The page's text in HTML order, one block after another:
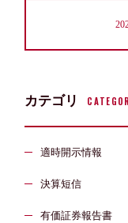
カテゴリ
適時開示情報
決算短信
有価証券報告書